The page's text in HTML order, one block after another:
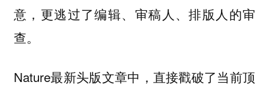
意，更逃过了编辑、审稿人、排版人的审
查。
Nature最新头版文章中，直接戳破了当前顶